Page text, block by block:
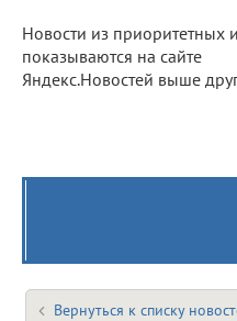
Новости из приоритетных
показываются на сайте
Яндекс.Новостей выше
Вернуться к списку